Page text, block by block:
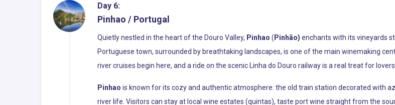
Day 6:
Pinhao / Portugal
Quietly nestled in the heart of the Douro Valley, Pinhao ( Pinhão) enchants with its vineyards
Portuguese town, surrounded by breathtaking landscapes, is one of the main winemaking
river cruises begin here, and a ride on the scenic Linha do Douro railway is a real treat for
Pinhao is known for its cozy and authentic atmosphere: the old train station decorated with
river life. Visitors can stay at local wine estates (quintas), taste port wine straight from the